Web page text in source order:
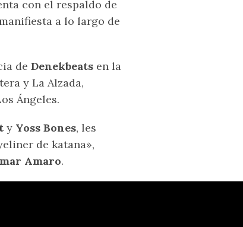
con el respaldo de
a lo largo de
de Denekbeats en la
y La Alzada,
Ángeles.
y Yoss Bones, les
de katana»,
Amaro.